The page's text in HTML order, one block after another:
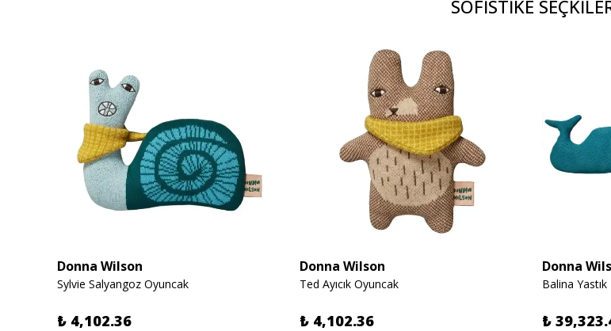
SOFİSTİKE
Donna Wilson
Sylvie Salyangoz Oyuncak
₺ 4,102.36
Donna Wilson
Ted Ayıcık Oyuncak
₺ 4,102.36
Donna
Balina Yastık
₺